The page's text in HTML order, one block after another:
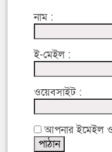
নাম :
ই-মেইল :
ওয়েবসাইট :
আপনার ইমেইল ও